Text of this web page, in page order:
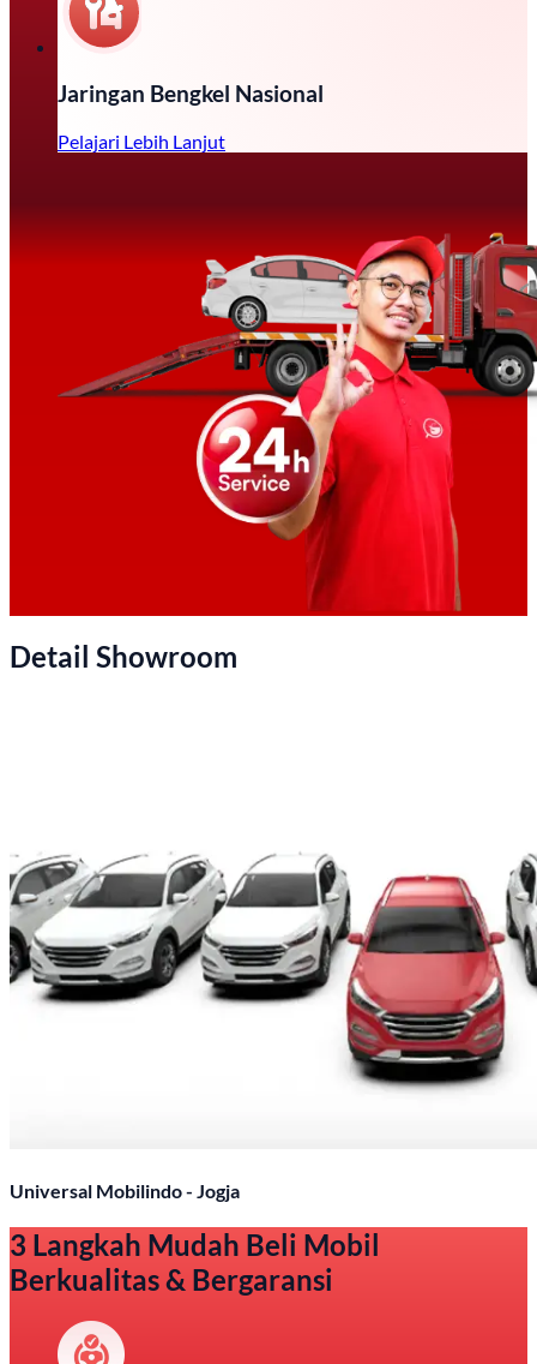
Jaringan Bengkel Nasional
Pelajari Lebih Lanjut
Detail Showroom
Universal Mobilindo - Jogja
3 Langkah Mudah Beli Mobil
Berkualitas & Bergaransi